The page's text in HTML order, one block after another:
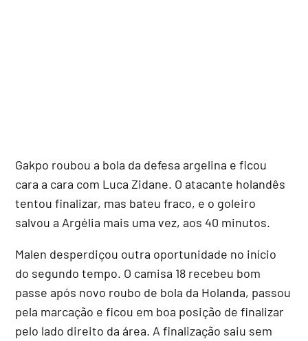
Gakpo roubou a bola da defesa argelina e ficou
cara a cara com Luca Zidane. O atacante holandês
tentou finalizar, mas bateu fraco, e o goleiro
salvou a Argélia mais uma vez, aos 40 minutos.
Malen desperdiçou outra oportunidade no início
do segundo tempo. O camisa 18 recebeu bom
passe após novo roubo de bola da Holanda, passou
pela marcação e ficou em boa posição de finalizar
pelo lado direito da área. A finalização saiu sem